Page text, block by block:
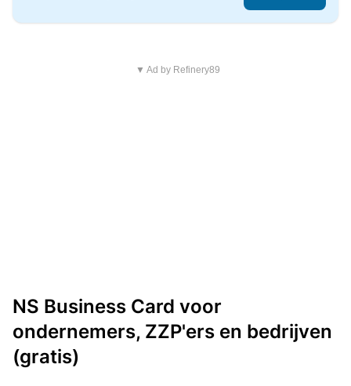
▼ Ad by Refinery89
NS Business Card voor
ondernemers, ZZP'ers en bedrijven
(gratis)